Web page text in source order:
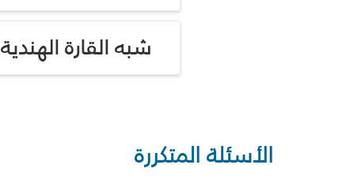
شبه القارة الهندية
الأسئلة المتكررة